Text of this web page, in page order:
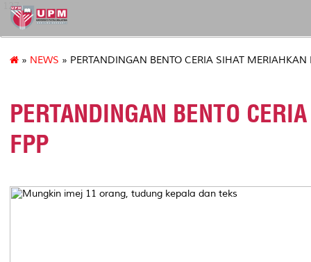
127
» NEWS » PERTANDINGAN BENTO CERIA SIHAT MERIAHKAN
PERTANDINGAN BENTO
FPP